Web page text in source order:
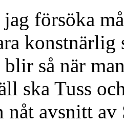
försöka
konstnärlig
så när
ska Tuss
nåt avsnitt